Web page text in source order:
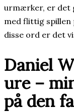
urmærker, er det
med flittig spillen
disse ord er det
Daniel
ure –
på den